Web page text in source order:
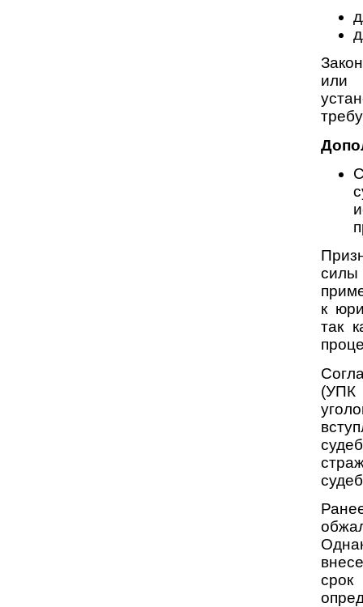
или
силы
к
так
(УПК